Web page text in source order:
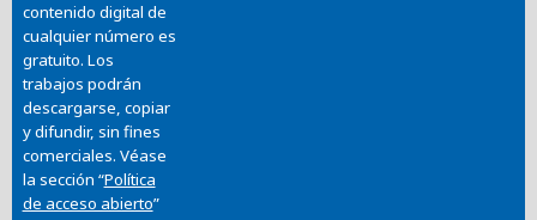
contenido digital de
cualquier número es
gratuito. Los
trabajos podrán
descargarse, copiar
y difundir, sin fines
comerciales. Véase
la sección “Política
de acceso abierto”